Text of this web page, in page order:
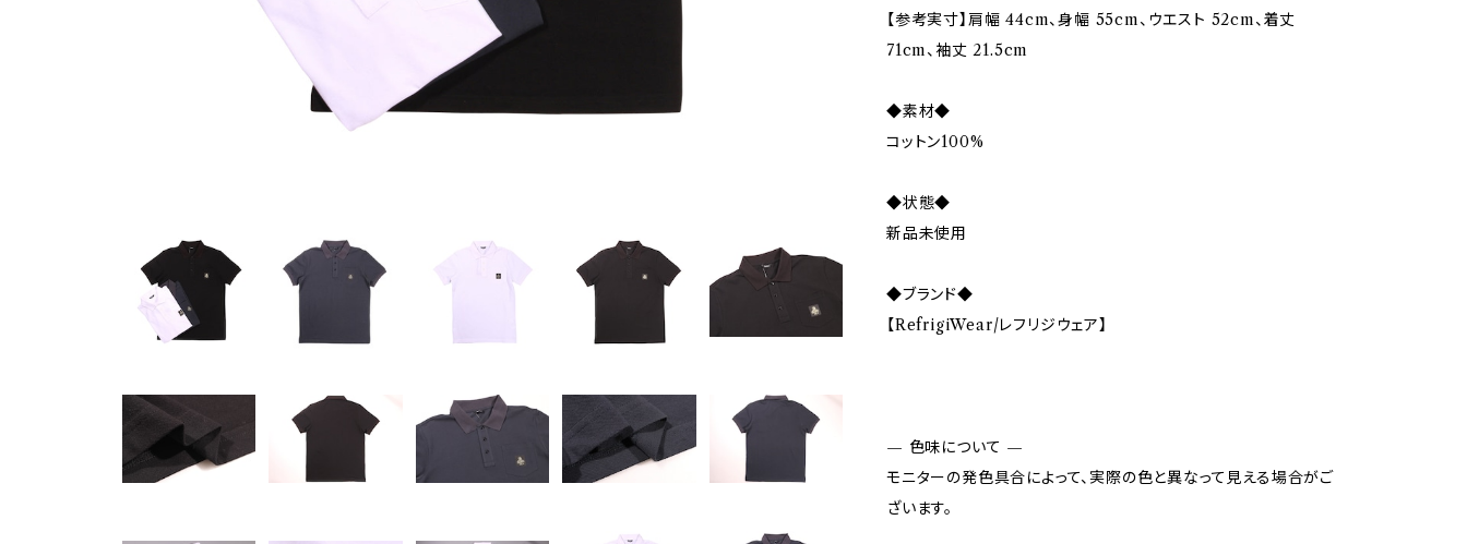
【参考実寸】肩幅 44cm、身幅 55cm、ウエスト 52cm、着丈
71cm、袖丈 21.5cm
◆素材◆
コットン100%
◆状態◆
新品未使用
◆ブランド◆
【RefrigiWear/レフリジウェア】
— 色味について —
モニターの発色具合によって、実際の色と異なって見える場合がご
ざいます。